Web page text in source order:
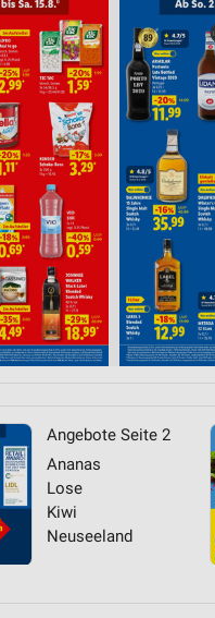
Angebote Seite 2
Ananas
Lose
Kiwi
Neuseeland
Auswahl personalisierter
von Inhalten
Statistiken oder
der Angebote
zur Auswahl von Inhalten
Informationen